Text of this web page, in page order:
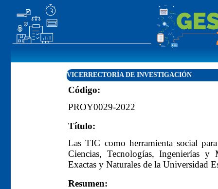
VICERRECTORÍA DE INVESTIGACIÓN
Código:
PROY0029-2022
Título:
Las TIC como herramienta social
Ciencias, Tecnologías, Ingenierías y
Exactas y Naturales de la Universidad
Resumen: